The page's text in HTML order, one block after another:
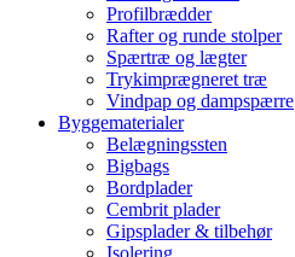
Profilbrædder
Rafter og runde stolper
Spærtræ og lægter
Trykimprægneret træ
Vindpap og dampspærre
Byggematerialer
Belægningssten
Bigbags
Bordplader
Cembrit plader
Gipsplader & tilbehør